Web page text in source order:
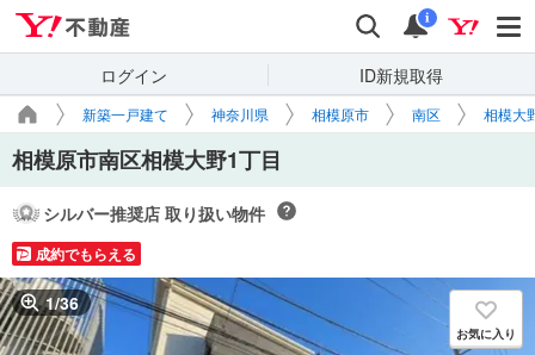
検索 通知
i
ログイン ID新規取得
新築一戸建て 神奈川県 相模原市 南区 相模大
相模原市南区相模大野1丁目
シルバー推奨店 取り扱い物件
成約でもらえる
1/36
お気に入り